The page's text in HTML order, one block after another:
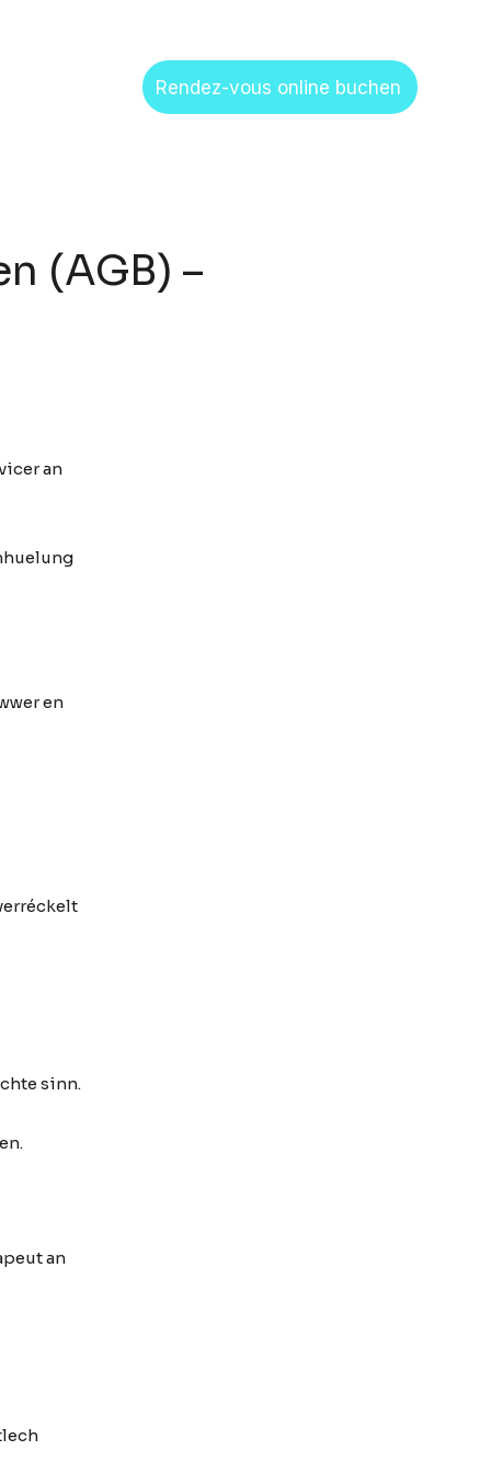
Rendez-vous online buchen
(AGB) –
an
en
sinn.
an